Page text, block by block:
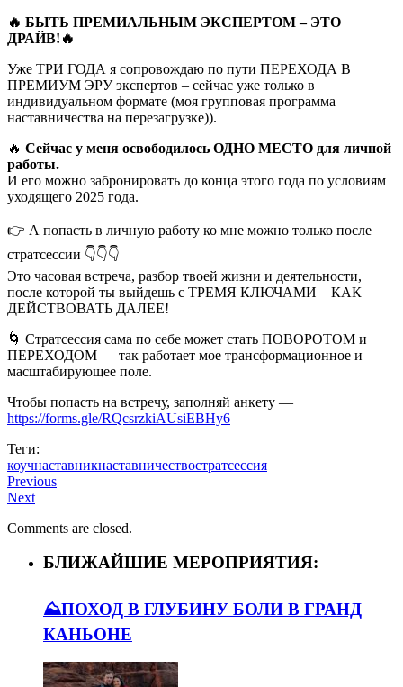
🔥 БЫТЬ ПРЕМИАЛЬНЫМ ЭКСПЕРТОМ – ЭТО
ДРАЙВ!🔥
Уже ТРИ ГОДА я сопровождаю по пути ПЕРЕХОДА В
ПРЕМИУМ ЭРУ экспертов – сейчас уже только в
индивидуальном формате (моя групповая программа
наставничества на перезагрузке)).
🔥 Сейчас у меня освободилось ОДНО МЕСТО для личной
работы.
И его можно забронировать до конца этого года по условиям
уходящего 2025 года.
👉 А попасть в личную работу ко мне можно только после
стратсессии 👇👇👇
Это часовая встреча, разбор твоей жизни и деятельности,
после которой ты выйдешь с ТРЕМЯ КЛЮЧАМИ – КАК
ДЕЙСТВОВАТЬ ДАЛЕЕ!
🌀 Стратсессия сама по себе может стать ПОВОРОТОМ и
ПЕРЕХОДОМ — так работает мое трансформационное и
масштабирующее поле.
Чтобы попасть на встречу, заполняй анкету —
https://forms.gle/RQcsrzkiAUsiEBHy6
Теги:
коучнаставникнаставничествостратсессия
Previous
Next
Comments are closed.
БЛИЖАЙШИЕ МЕРОПРИЯТИЯ:
⛰️ПОХОД В ГЛУБИНУ БОЛИ В ГРАНД
КАНЬОНЕ